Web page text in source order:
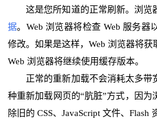
这是您所知道的正常刷新。浏览
据。Web 浏览器将检查 Web 服务器
修改。如果是这样，Web 浏览器将获
Web 浏览器将继续使用缓存版本。
正常的重新加载不会消耗太多带
种重新加载网页的“肮脏”方式，因为
除旧的 CSS、JavaScript 文件、Flash